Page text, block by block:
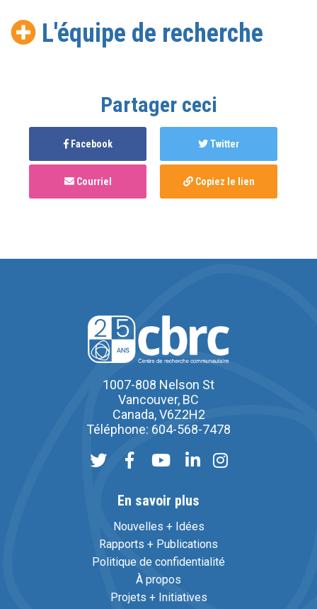
L'équipe de recherche
Partager ceci
Facebook Twitter
Courriel Copiez le lien
1007-808 Nelson St
Vancouver, BC
Canada, V6Z2H2
Téléphone: 604-568-7478
En savoir plus
Nouvelles + Idées
Rapports + Publications
Politique de confidentialité
À propos
Projets + Initiatives